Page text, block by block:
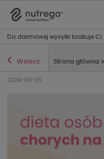
Do darmowej wysyłki brakuje Ci:
Wstecz Strona główna
2024-08-25